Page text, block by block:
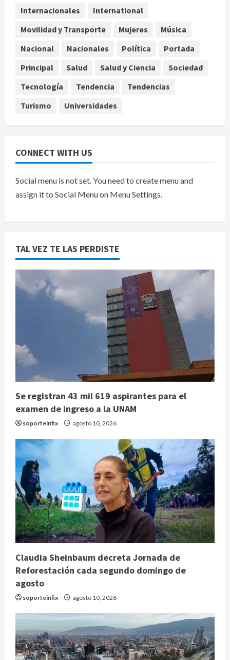
4 agosto 10, 2026
tres veces fondos internacionales y
sigue sin concretarse
Internacionales
International
Movilidad y Transporte
Mujeres
Música
Nacional
Nacionales Política
Portada
Principal
Salud Salud y Ciencia
Sociedad
Tecnología
Tendencia
Tendencias
Turismo
Universidades
CONNECT WITH US
Social menu is not set. You need to create menu and
assign it to Social Menu on Menu Settings.
TAL VEZ TE LAS PERDISTE
Se registran 43 mil 619 aspirantes para el
examen de ingreso a la UNAM
soporteinfix agosto 10, 2026
Claudia Sheinbaum decreta Jornada de
Reforestación cada segundo domingo de
agosto
soporteinfix agosto 10, 2026